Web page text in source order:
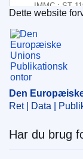
IMMC : ST
Den
Dette website
Den
Ret | Data |
Har du brug